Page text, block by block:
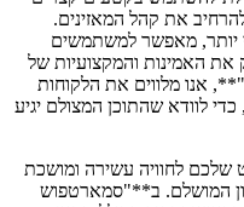
את קהל המאזינים.
יותר, מאפשר למשתמשים
האמינות והמקצועיות של
אנו מלווים את הלקוחות
לוודא שהתוכן המצולם יגיע
לחוויה עשירה ומושכת
המושלם. ב**"סמארטפוש